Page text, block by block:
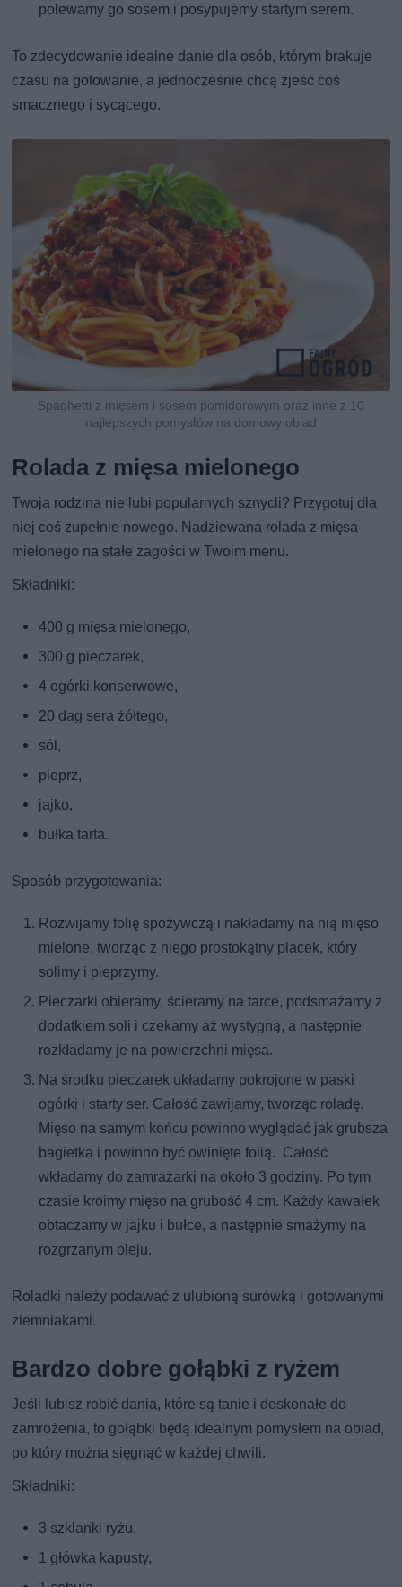
polewamy go sosem i posypujemy startym serem.
To zdecydowanie idealne danie dla osób, którym brakuje
czasu na gotowanie, a jednocześnie chcą zjeść coś
smacznego i sycącego.
Spaghetti z mięsem i sosem pomidorowym oraz inne z 10
najlepszych pomysłów na domowy obiad
Rolada z mięsa mielonego
Twoja rodzina nie lubi popularnych sznycli? Przygotuj dla
niej coś zupełnie nowego. Nadziewana rolada z mięsa
mielonego na stałe zagości w Twoim menu.
Składniki:
400 g mięsa mielonego,
300 g pieczarek,
4 ogórki konserwowe,
20 dag sera żółtego,
sól,
pieprz,
jajko,
bułka tarta.
Sposób przygotowania:
Rozwijamy folię spożywczą i nakładamy na nią mięso
mielone, tworząc z niego prostokątny placek, który
solimy i pieprzymy.
Pieczarki obieramy, ścieramy na tarce, podsmażamy z
dodatkiem soli i czekamy aż wystygną, a następnie
rozkładamy je na powierzchni mięsa.
Na środku pieczarek układamy pokrojone w paski
ogórki i starty ser. Całość zawijamy, tworząc roladę.
Mięso na samym końcu powinno wyglądać jak grubsza
bagietka i powinno być owinięte folią. Całość
wkładamy do zamrażarki na około 3 godziny. Po tym
czasie kroimy mięso na grubość 4 cm. Każdy kawałek
obtaczamy w jajku i bułce, a następnie smażymy na
rozgrzanym oleju.
Roladki należy podawać z ulubioną surówką i gotowanymi
ziemniakami.
Bardzo dobre gołąbki z ryżem
Jeśli lubisz robić dania, które są tanie i doskonałe do
zamrożenia, to gołąbki będą idealnym pomysłem na obiad,
po który można sięgnąć w każdej chwili.
Składniki:
3 szklanki ryżu,
1 główka kapusty,